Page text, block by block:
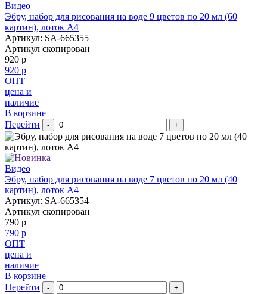
Видео
Эбру, набор для рисования на воде 9 цветов по 20 мл (60
картин), лоток А4
Артикул: SA-665355
Артикул скопирован
920 р
920 р
ОПТ
цена и
наличие
В корзине
Перейти
- +
Видео
Эбру, набор для рисования на воде 7 цветов по 20 мл (40
картин), лоток А4
Артикул: SA-665354
Артикул скопирован
790 р
790 р
ОПТ
цена и
наличие
В корзине
Перейти
- +